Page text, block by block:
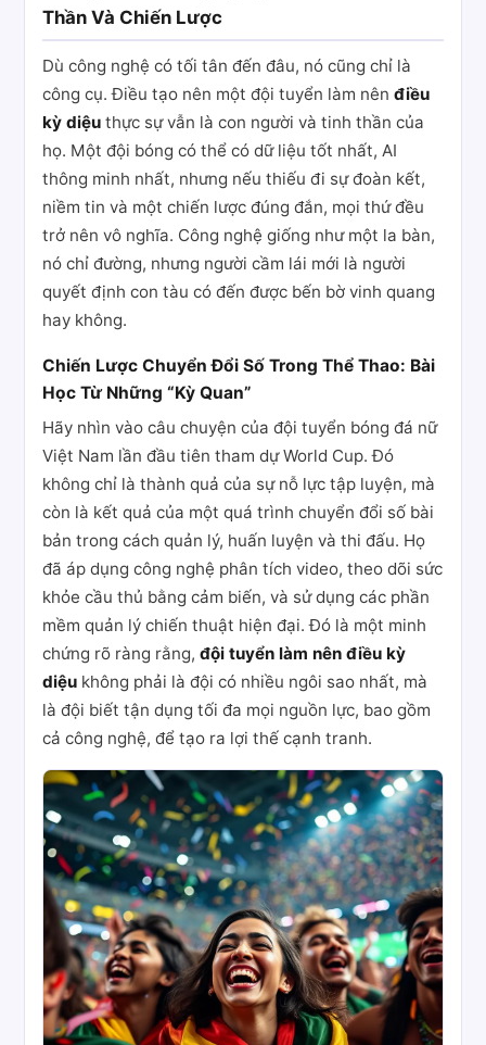
Thần Và Chiến Lược
Dù công nghệ có tối tân đến đâu, nó cũng chỉ là
công cụ. Điều tạo nên một đội tuyển làm nên điều
kỳ diệu thực sự vẫn là con người và tinh thần của
họ. Một đội bóng có thể có dữ liệu tốt nhất, AI
thông minh nhất, nhưng nếu thiếu đi sự đoàn kết,
niềm tin và một chiến lược đúng đắn, mọi thứ đều
trở nên vô nghĩa. Công nghệ giống như một la bàn,
nó chỉ đường, nhưng người cầm lái mới là người
quyết định con tàu có đến được bến bờ vinh quang
hay không.
Chiến Lược Chuyển Đổi Số Trong Thể Thao: Bài
Học Từ Những “Kỳ Quan”
Hãy nhìn vào câu chuyện của đội tuyển bóng đá nữ
Việt Nam lần đầu tiên tham dự World Cup. Đó
không chỉ là thành quả của sự nỗ lực tập luyện, mà
còn là kết quả của một quá trình chuyển đổi số bài
bản trong cách quản lý, huấn luyện và thi đấu. Họ
đã áp dụng công nghệ phân tích video, theo dõi sức
khỏe cầu thủ bằng cảm biến, và sử dụng các phần
mềm quản lý chiến thuật hiện đại. Đó là một minh
chứng rõ ràng rằng, đội tuyển làm nên điều kỳ
diệu không phải là đội có nhiều ngôi sao nhất, mà
là đội biết tận dụng tối đa mọi nguồn lực, bao gồm
cả công nghệ, để tạo ra lợi thế cạnh tranh.